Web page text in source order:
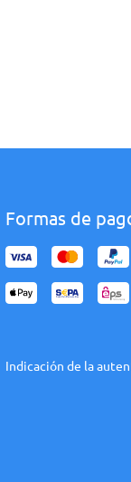
Formas de
Indicación de la